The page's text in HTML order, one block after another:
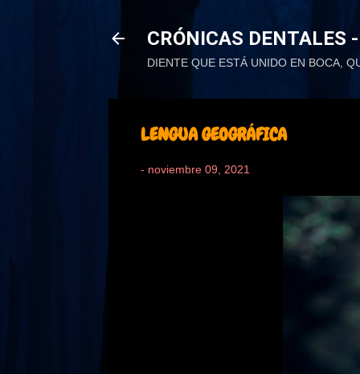
CRÓNICAS DENTALES
DIENTE QUE ESTÁ UNIDO EN BOCA,
LENGUA GEOGRÁFICA
- noviembre 09, 2021